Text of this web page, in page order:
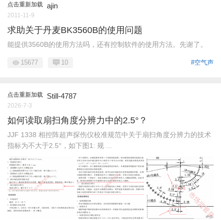
点击重新加载 ajin
2011-11-9
求助关于丹麦BK3560B的使用问题
能提供3560B的使用方法吗，还有控制软件的使用方法。先谢了。
#空气声
15677 10
点击重新加载 Still-4787
2026-7-3
如何读取扇扫角度分辨力中的2.5°？
JJF 1338 相控阵超声探伤仪校准规范中关于扇扫角度分辨力的技术
指标为不大于2.5°，如下图1: 规 ...